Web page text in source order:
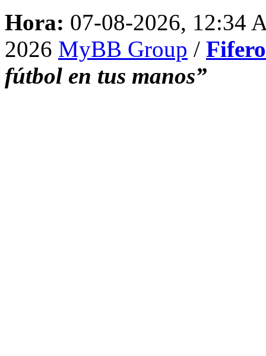
Hora: 07-08-2026, 12:34
2026 MyBB Group /
fútbol en tus manos”